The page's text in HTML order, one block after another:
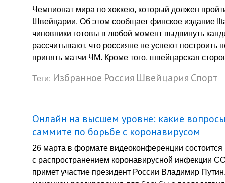
Чемпионат мира по хоккею, который должен
Швейцарии. Об этом сообщает финское издание
чиновники готовы в любой момент выдвинуть
рассчитывают, что россияне не успеют
принять матчи ЧМ. Кроме того, швейцарская
Теги: Избранное Россия Швейцария Спорт
Онлайн на высшем уровне: какие
саммите по борьбе с коронавирусом
26 марта в формате видеоконференции
с распространением коронавирусной инфекции
примет участие президент России Владимир